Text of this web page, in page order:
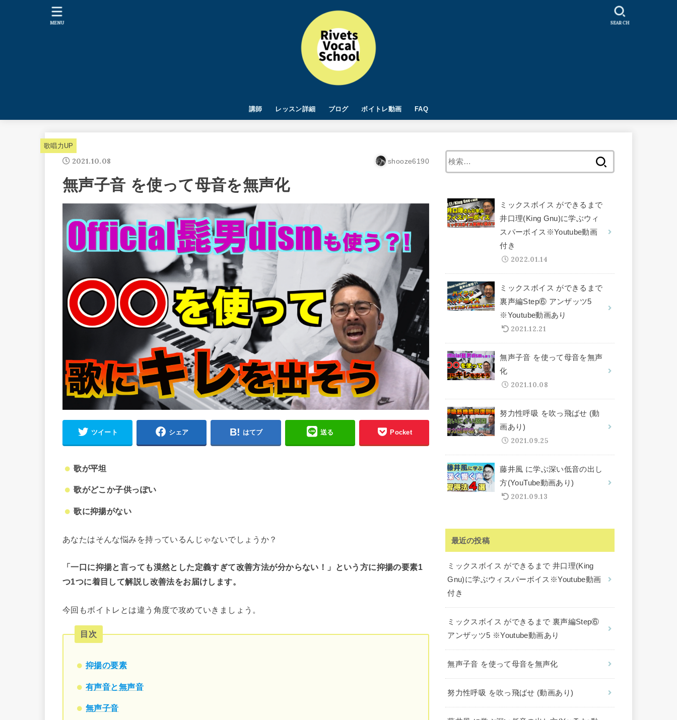
講師 レッスン詳細 ブログ ボイトレ動画 FAQ
SEARCH
MENU
歌唱力UP
2021.10.08 shooze6190
無声子音 を使って母音を無声化
ツイート シェア はてブ 送る Pocket
歌が平坦
歌がどこか子供っぽい
歌に抑揚がない
あなたはそんな悩みを持っているんじゃないでしょうか？
「一口に抑揚と言っても漠然とした定義すぎて改善方法が分からない！」という方に抑揚の要素1
つ1つに着目して解説し改善法をお届けします。
今回もボイトレとは違う角度で攻めていきましょう。
目次
抑揚の要素
有声音と無声音
無声子音
ミックスボイス ができるまで
井口理(King Gnu)に学ぶウィ
スパーボイス※Youtube動画
付き
2022.01.14
ミックスボイス ができるまで
裏声編Step⑥ アンザッツ5
※Youtube動画あり
2021.12.21
無声子音 を使って母音を無声
化
2021.10.08
努力性呼吸 を吹っ飛ばせ (動
画あり)
2021.09.25
藤井風 に学ぶ深い低音の出し
方(YouTube動画あり)
2021.09.13
最近の投稿
ミックスボイス ができるまで 井口理(King
Gnu)に学ぶウィスパーボイス※Youtube動画
付き
ミックスボイス ができるまで 裏声編Step⑥
アンザッツ5 ※Youtube動画あり
無声子音 を使って母音を無声化
努力性呼吸 を吹っ飛ばせ (動画あり)